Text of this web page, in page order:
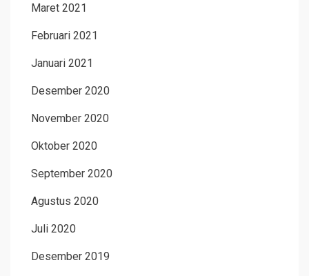
Maret 2021
Februari 2021
Januari 2021
Desember 2020
November 2020
Oktober 2020
September 2020
Agustus 2020
Juli 2020
Desember 2019